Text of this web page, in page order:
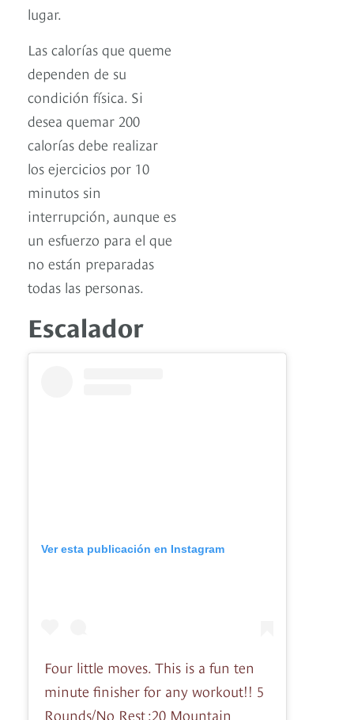
lugar.
Las calorías que queme
dependen de su
condición física. Si
desea quemar 200
calorías debe realizar
los ejercicios por 10
minutos sin
interrupción, aunque es
un esfuerzo para el que
no están preparadas
todas las personas.
Escalador
Ver esta publicación en Instagram
Four little moves. This is a fun ten
minute finisher for any workout!! 5
Rounds/No Rest :20 Mountain